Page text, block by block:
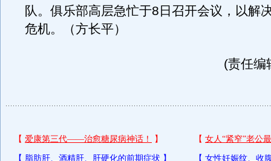
队。俱乐部高层急忙于8日召开会议，以解
危机。（方长平）
(责任编